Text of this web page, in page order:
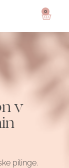
0
v
pilinge.